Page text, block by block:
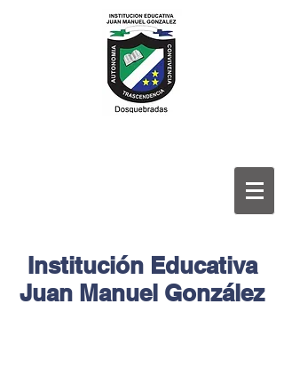
Institución Educativa
Juan Manuel González